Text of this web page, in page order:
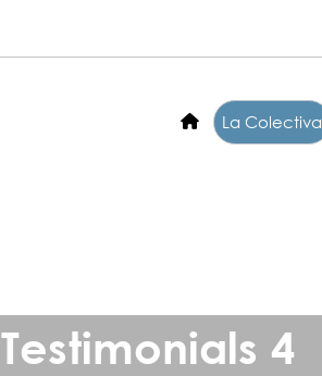
La Colectiva
Testimonials 4